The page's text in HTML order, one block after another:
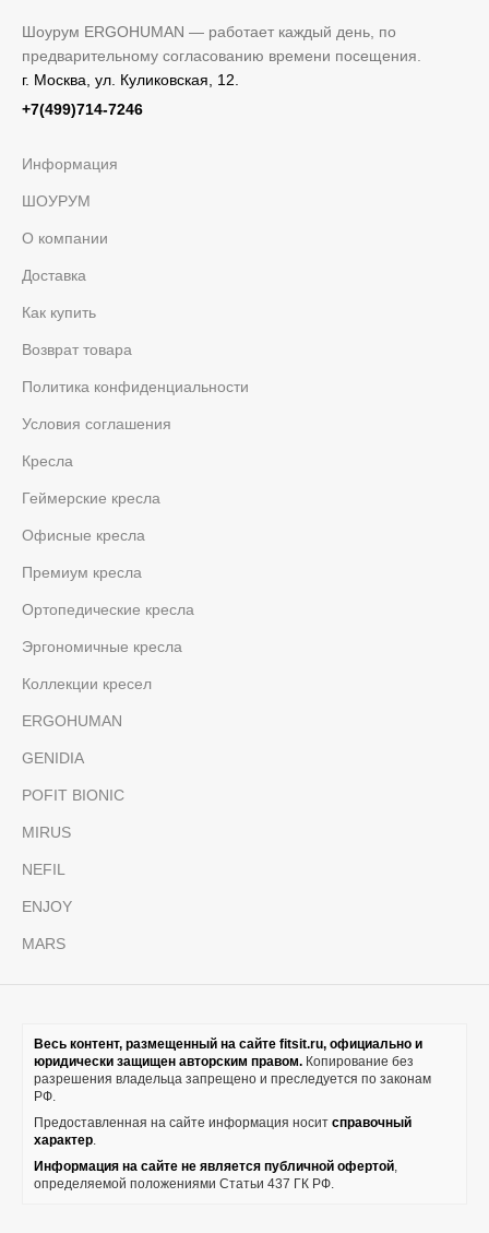
Шоурум ERGOHUMAN — работает каждый день, по
предварительному согласованию времени посещения.
г. Москва, ул. Куликовская, 12.
+7(499)714-7246
Информация
ШОУРУМ
О компании
Доставка
Как купить
Возврат товара
Политика конфиденциальности
Условия соглашения
Кресла
Геймерские кресла
Офисные кресла
Премиум кресла
Ортопедические кресла
Эргономичные кресла
Коллекции кресел
ERGOHUMAN
GENIDIA
POFIT BIONIC
MIRUS
NEFIL
ENJOY
MARS
Весь контент, размещенный на сайте fitsit.ru, официально и
юридически защищен авторским правом. Копирование без
разрешения владельца запрещено и преследуется по законам
РФ.
Предоставленная на сайте информация носитсправочный
характер.
Информация на сайте не является публичной офертой,
определяемой положениями Статьи 437 ГК РФ.